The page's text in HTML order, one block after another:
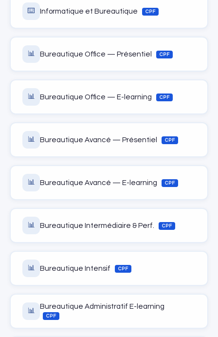
⌨️ Informatique et Bureautique CPF
📊 Bureautique Office — Présentiel CPF
📊 Bureautique Office — E-learning CPF
📊 Bureautique Avancé — Présentiel CPF
📊 Bureautique Avancé — E-learning CPF
📊 Bureautique Intermédiaire & Perf. CPF
📊 Bureautique Intensif CPF
📊
Bureautique Administratif E-learning
CPF